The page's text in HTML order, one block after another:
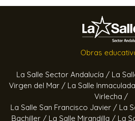
Obras
La Salle Sector Andalucía / La
Virgen del Mar / La Salle
Virlecha /
La Salle San Francisco Javier / La
Bachiller / La Salle Mirandilla / La